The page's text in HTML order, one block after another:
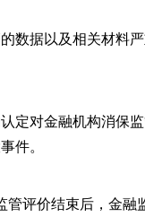
的数据以及相关材料
认定对金融机构消保
件。
评价结束后，金融